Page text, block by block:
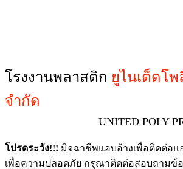
โรงงานพลาสติก ยูไนเต็ดโ
จำกัด
UNITED POLY
โปรดระวัง!!! มิจฉาชีพแอบอ้างเพื่อติดต่อ
เพื่อความปลอดภัย กรุณาติดต่อสอบถามข้